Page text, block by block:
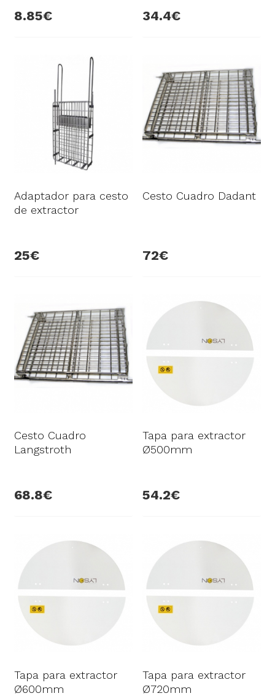
8.85 34.4
Adaptador para cesto
de extractor
25
Cesto Cuadro Dadant
72
Cesto Cuadro
Langstroth
68.8
Tapa para extractor
Ø500mm
54.2
Tapa para extractor
Ø600mm
Tapa para extractor
Ø720mm